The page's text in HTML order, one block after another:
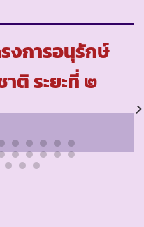
รงการอนุรักษ์
ติ ระยะที่ ๒